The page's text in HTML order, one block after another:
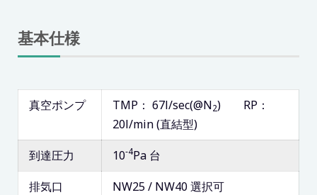
基本仕様
真空ポンプ TMP： 67l/sec(@N2) RP：
20l/min (直結型)
到達圧力
10‐4Pa 台
排気口
NW25 / NW40 選択可